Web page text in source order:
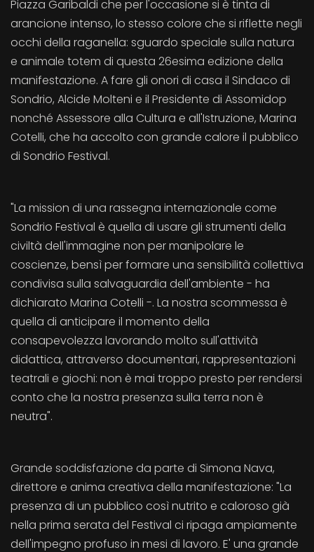
Piazza Garibaldi che per l'occasione si è tinta di
arancione intenso, lo stesso colore che si riflette negli
occhi della raganella: sguardo speciale sulla natura
e animale totem di questa 26esima edizione della
manifestazione. A fare gli onori di casa il Sindaco di
Sondrio, Alcide Molteni e il Presidente di Assomidop
nonché Assessore alla Cultura e all'Istruzione, Marina
Cotelli, che ha accolto con grande calore il pubblico
di Sondrio Festival.
"La mission di una rassegna internazionale come
Sondrio Festival è quella di usare gli strumenti della
civiltà dell'immagine non per manipolare le
coscienze, bensì per formare una sensibilità collettiva
condivisa sulla salvaguardia dell'ambiente - ha
dichiarato Marina Cotelli -. La nostra scommessa è
quella di anticipare il momento della
consapevolezza lavorando molto sull'attività
didattica, attraverso documentari, rappresentazioni
teatrali e giochi: non è mai troppo presto per rendersi
conto che la nostra presenza sulla terra non è
neutra".
Grande soddisfazione da parte di Simona Nava,
direttore e anima creativa della manifestazione: "La
presenza di un pubblico così nutrito e caloroso già
nella prima serata del Festival ci ripaga ampiamente
dell'impegno profuso in mesi di lavoro. E' una grande